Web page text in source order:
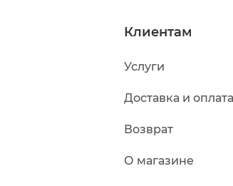
Клиентам
Услуги
Доставка и
Возврат
О магазине